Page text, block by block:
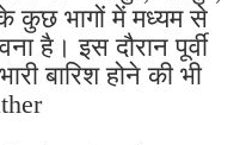
कुछ भागों में मध्यम से
है। इस दौरान पूर्वी
बारिश होने की भी